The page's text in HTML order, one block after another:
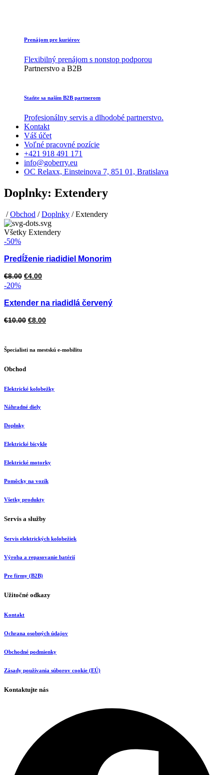
Prenájom pre kuriérov
Flexibilný prenájom s nonstop podporou
Partnerstvo a B2B
Staňte sa naším B2B partnerom
Profesionálny servis a dlhodobé partnerstvo.
Kontakt
Váš účet
Voľné pracovné pozície
+421 918 491 171
info@goberry.eu
OC Relaxx, Einsteinova 7, 851 01, Bratislava
Doplnky: Extendery
/Obchod /Doplnky / Extendery
Všetky Extendery
-50%
Predĺženie riadidiel Monorim
€8.00 Pôvodná
bola:
€4.00Aktuálna
je:
-20%
Extender na riadidlá červený
€10.00 Pôvodná
€8.00Aktuálna
Špecialisti na mestskú e-mobilitu
Obchod
Elektrické kolobežky
Náhradné diely
Doplnky
Elektrické bicykle
Elektrické motorky
Pomôcky na vozík
Všetky produkty
Servis a služby
Servis elektrických kolobežiek
Výroba a repasovanie batérií
Pre firmy (B2B)
Užitočné odkazy
Kontakt
Ochrana osobných údajov
Obchodné podmienky
Zásady používania súborov cookie (EÚ)
Kontaktujte nás